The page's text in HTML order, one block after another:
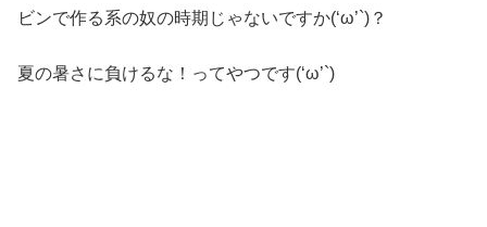
ビンで作る系の奴の時期じゃないですか(‘ω’`)？
夏の暑さに負けるな！ってやつです(‘ω’`)